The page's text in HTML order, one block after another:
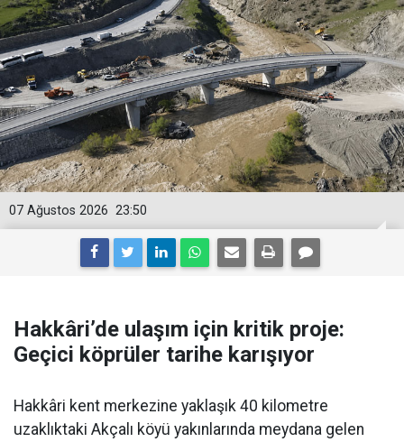
23:50
07 Ağustos 2026
Hakkâri’de ulaşım için kritik proje:
Geçici köprüler tarihe karışıyor
Hakkâri kent merkezine yaklaşık 40 kilometre
uzaklıktaki Akçalı köyü yakınlarında meydana gelen